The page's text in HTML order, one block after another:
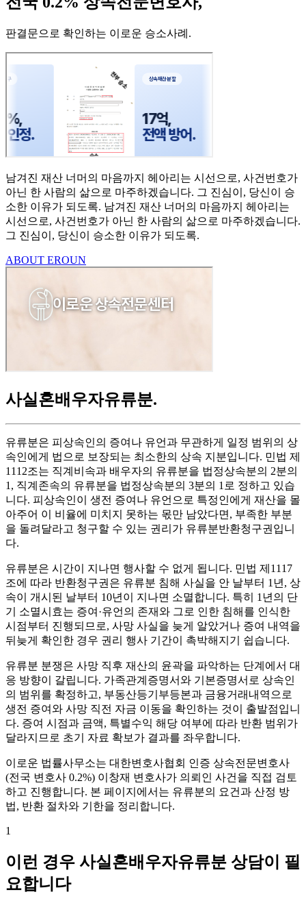
판결문으로 확인하는 이로운 승소사례 .
남겨진 재산 너머의 마음까지 헤아리는 시선으로, 사건번호가
아닌 한 사람의 삶으로 마주하겠습니다. 그 진심이, 당신이 승
소한 이유가 되도록. 남겨진 재산 너머의 마음까지 헤아리는
시선으로, 사건번호가 아닌 한 사람의 삶으로 마주하겠습니다.
그 진심이, 당신이 승소한 이유가 되도록.
ABOUT EROUN
사실혼배우자유류분.
유류분은 피상속인의 증여나 유언과 무관하게 일정 범위의 상
속인에게 법으로 보장되는 최소한의 상속 지분입니다. 민법 제
1112조는 직계비속과 배우자의 유류분을 법정상속분의 2분의
1, 직계존속의 유류분을 법정상속분의 3분의 1로 정하고 있습
니다. 피상속인이 생전 증여나 유언으로 특정인에게 재산을 몰
아주어 이 비율에 미치지 못하는 몫만 남았다면, 부족한 부분
을 돌려달라고 청구할 수 있는 권리가 유류분반환청구권입니
다.
유류분은 시간이 지나면 행사할 수 없게 됩니다. 민법 제1117
조에 따라 반환청구권은 유류분 침해 사실을 안 날부터 1년, 상
속이 개시된 날부터 10년이 지나면 소멸합니다. 특히 1년의 단
기 소멸시효는 증여·유언의 존재와 그로 인한 침해를 인식한
시점부터 진행되므로, 사망 사실을 늦게 알았거나 증여 내역을
뒤늦게 확인한 경우 권리 행사 기간이 촉박해지기 쉽습니다.
유류분 분쟁은 사망 직후 재산의 윤곽을 파악하는 단계에서 대
응 방향이 갈립니다. 가족관계증명서와 기본증명서로 상속인
의 범위를 확정하고, 부동산등기부등본과 금융거래내역으로
생전 증여와 사망 직전 자금 이동을 확인하는 것이 출발점입니
다. 증여 시점과 금액, 특별수익 해당 여부에 따라 반환 범위가
달라지므로 초기 자료 확보가 결과를 좌우합니다.
이로운 법률사무소는 대한변호사협회 인증 상속전문변호사
(전국 변호사 0.2%) 이창재 변호사가 의뢰인 사건을 직접 검토
하고 진행합니다. 본 페이지에서는 유류분의 요건과 산정 방
법, 반환 절차와 기한을 정리합니다.
1
이런 경우 사실혼배우자유류분 상담이 필
요합니다